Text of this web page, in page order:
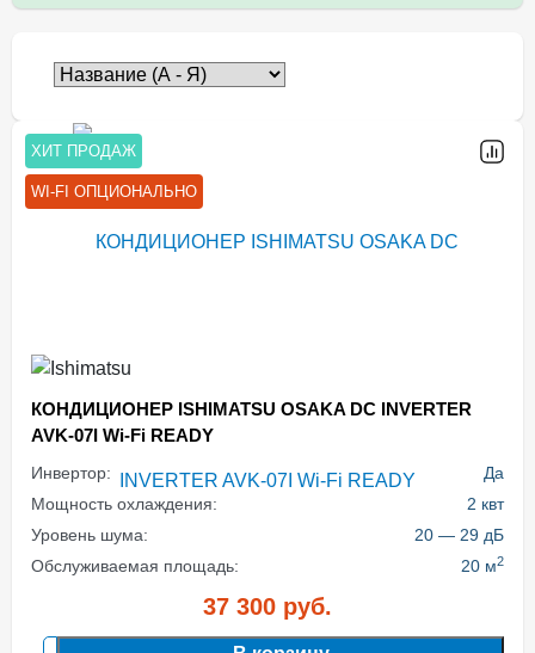
ХИТ ПРОДАЖ
WI-FI ОПЦИОНАЛЬНО
КОНДИЦИОНЕР ISHIMATSU OSAKA DC INVERTER
AVK-07I Wi-Fi READY
Инвертор:
Да
Мощность охлаждения:
2 квт
Уровень шума:
20 — 29 дБ
Обслуживаемая площадь:
20 м2
37 300 руб.